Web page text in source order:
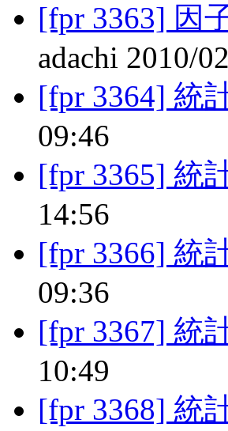
[fpr 3363] 因
adachi 2010/
[fpr 3364] 統
09:46
[fpr 3365] 統
14:56
[fpr 3366] 統
09:36
[fpr 3367] 統
10:49
[fpr 3368] 統